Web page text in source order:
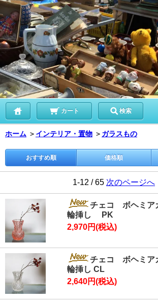
カート 検索
ホーム ＞ インテリア・置物 ＞ ガラスもの
おすすめ順 価格順
1-12 / 65 次のページへ
チェコ ボヘミア
輪挿し PK
2,970円(税込)
チェコ ボヘミア
輪挿し CL
2,640円(税込)